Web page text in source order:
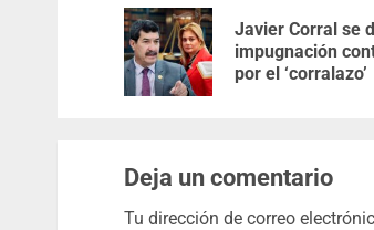
Javier Corral se
impugnación
por el ‘corralazo’
Deja un comentario
Tu dirección de correo